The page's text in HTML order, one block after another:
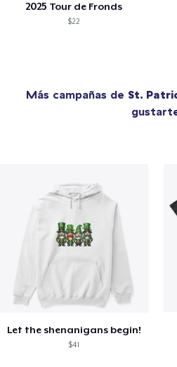
2025 Tour de Fronds
$22
Más campañas de St.
Let the shenanigans begin!
$41